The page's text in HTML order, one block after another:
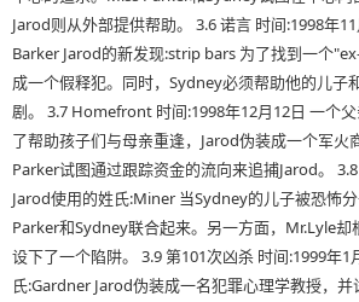
Jarod则从外部提供帮助。 3.6 诺言 时间:1998年
Barker Jarod的新发现:strip bars 为了找到一个
成一个假释犯。同时，Sydney必须帮助他的儿子
剧。 3.7 Homefront 时间:1998年12月12日 一个
了帮助孩子们与母亲重逢，Jarod伪装成一个军火
Parker试图通过跟踪资金的流向来追捕Jarod。
Jarod使用的姓氏:Miner 当Sydney的儿子被恐怖
Parker和Sydney联合起来。另一方面，Mr.Lyle却
设下了一个陷阱。 3.9 第101次凶杀 时间:1999年1
氏:Gardner Jarod伪装成一名犯罪心理学教授，